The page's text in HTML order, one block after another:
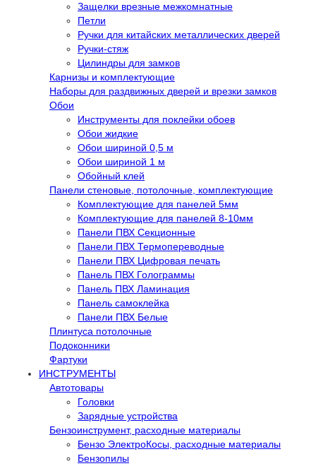
Защелки врезные межкомнатные
Петли
Ручки для китайских металлических дверей
Ручки-стяж
Цилиндры для замков
Карнизы и комплектующие
Наборы для раздвижных дверей и врезки замков
Обои
Инструменты для поклейки обоев
Обои жидкие
Обои шириной 0,5 м
Обои шириной 1 м
Обойный клей
Панели стеновые, потолочные, комплектующие
Комплектующие для панелей 5мм
Комплектующие для панелей 8-10мм
Панели ПВХ Секционные
Панели ПВХ Термопереводные
Панели ПВХ Цифровая печать
Панель ПВХ Голограммы
Панель ПВХ Ламинация
Панель самоклейка
Панели ПВХ Белые
Плинтуса потолочные
Подоконники
Фартуки
ИНСТРУМЕНТЫ
Автотовары
Головки
Зарядные устройства
Бензоинструмент, расходные материалы
Бензо ЭлектроКосы, расходные материалы
Бензопилы